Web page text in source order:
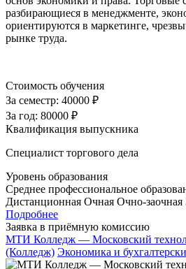
разбирающиеся в менеджменте,
ориентируются в маркетинге,
рынке труда.
Стоимость обучения
За семестр: 40000 ₽
За год: 80000 ₽
Квалификация выпускника
Специалист торгового дела
Уровень образования
Среднее профессиональное
Дистанционная Очная Очно-заочная
Подробнее
Заявка в приёмную комиссию
МТИ Колледж — Московский
(Колледж) Экономика и